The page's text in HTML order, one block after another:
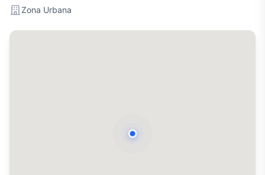
Zona Urbana